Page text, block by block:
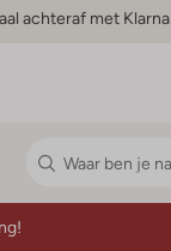
achteraf met Klarna